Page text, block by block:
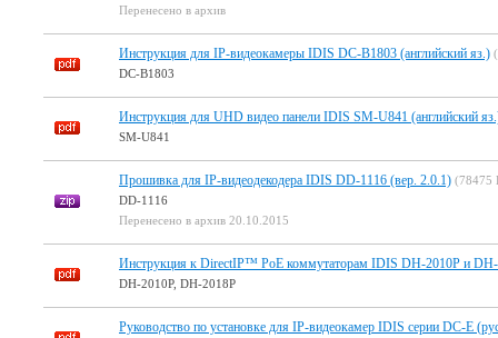
Перенесено в архив
Инструкция для IP-видеокамеры IDIS DC-B1803 (английский яз.)
DC-B1803
Инструкция для UHD видео панели IDIS SM-U841 (английский
SM-U841
Прошивка для IP-видеодекодера IDIS DD-1116 (вер. 2.0.1) (78475
DD-1116
Перенесено в архив 20.10.2015
Инструкция к DirectIP™ PoE коммутаторам IDIS DH-2010P и DH-
DH-2010P, DH-2018P
Руководство по установке для IP-видеокамер IDIS серии DC-E